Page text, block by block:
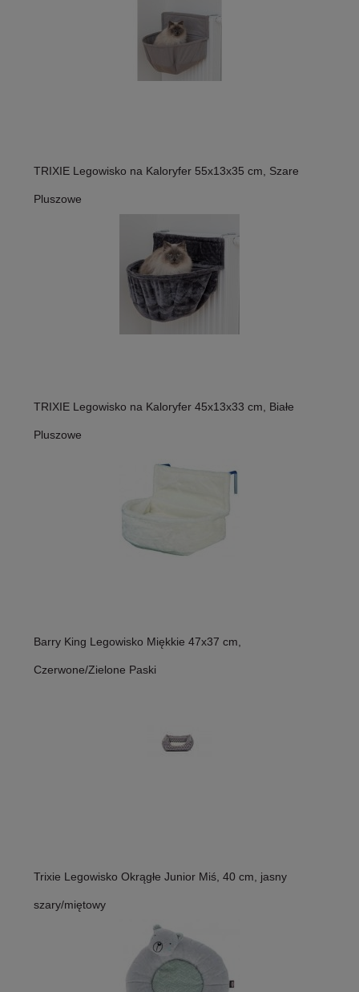
TRIXIE Legowisko na Kaloryfer 55x13x35 cm, Szare
Pluszowe
TRIXIE Legowisko na Kaloryfer 45x13x33 cm, Białe
Pluszowe
Barry King Legowisko Miękkie 47x37 cm,
Czerwone/Zielone Paski
Trixie Legowisko Okrągłe Junior Miś, 40 cm, jasny
szary/miętowy